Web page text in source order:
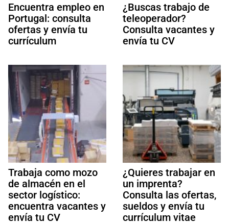
Encuentra empleo en
Portugal: consulta
ofertas y envía tu
currículum
¿Buscas trabajo de
teleoperador?
Consulta vacantes y
envía tu CV
Trabaja como mozo
de almacén en el
sector logístico:
encuentra vacantes y
envía tu CV
¿Quieres trabajar en
un imprenta?
Consulta las ofertas,
sueldos y envía tu
currículum vitae